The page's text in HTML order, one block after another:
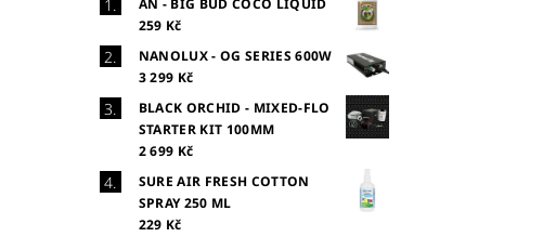
AN - BIG BUD COCO LIQUID
259 Kč
NANOLUX - OG SERIES 600W
3 299 Kč
BLACK ORCHID - MIXED-FLO
STARTER KIT 100MM
2 699 Kč
SURE AIR FRESH COTTON
SPRAY 250 ML
229 Kč